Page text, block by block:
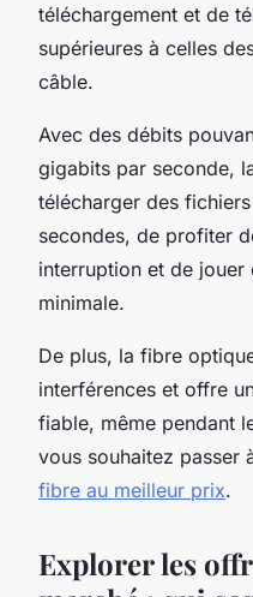
téléchargement et de
supérieures à celles
câble.
Avec des débits
gigabits par seconde,
télécharger des
secondes, de profiter
interruption et de jouer
minimale.
De plus, la fibre
interférences et offre
fiable, même pendant
vous souhaitez passer
fibre au meilleur prix.
Explorer les